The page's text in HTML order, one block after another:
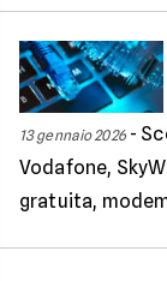
13 gennaio 2026-
Vodafone,
gratuita,